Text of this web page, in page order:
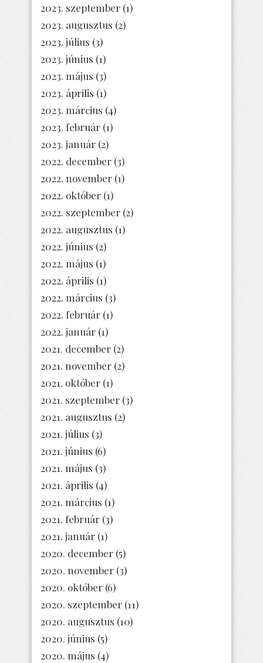
2023. szeptember (1)
2023. augusztus (2)
2023. július (3)
2023. június (1)
2023. május (3)
2023. április (1)
2023. március (4)
2023. február (1)
2023. január (2)
2022. december (3)
2022. november (1)
2022. október (1)
2022. szeptember (2)
2022. augusztus (1)
2022. június (2)
2022. május (1)
2022. április (1)
2022. március (3)
2022. február (1)
2022. január (1)
2021. december (2)
2021. november (2)
2021. október (1)
2021. szeptember (3)
2021. augusztus (2)
2021. július (3)
2021. június (6)
2021. május (3)
2021. április (4)
2021. március (1)
2021. február (3)
2021. január (1)
2020. december (5)
2020. november (3)
2020. október (6)
2020. szeptember (11)
2020. augusztus (10)
2020. június (5)
2020. május (4)